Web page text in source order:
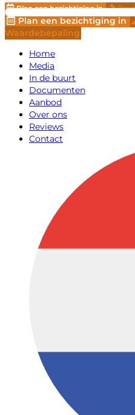
Plan een bezichtiging in
Plan een bezichtiging in
Waardebepaling
Home
Media
In de buurt
Documenten
Aanbod
Over ons
Reviews
Contact